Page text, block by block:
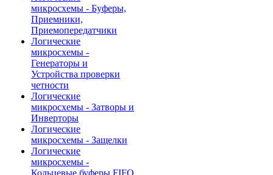
микросхемы - Буферы,
Приемники,
Приемопередатчики
Логические
микросхемы -
Генераторы и
Устройства проверки
четности
Логические
микросхемы - Затворы и
Инверторы
Логические
микросхемы - Защелки
Логические
микросхемы -
Кольцевые буферы FIFO